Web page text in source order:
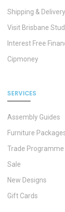
Shipping & Delivery
Visit Brisbane
Interest Free
Cipmoney
SERVICES
Assembly Guides
Furniture
Trade Programme
Sale
New Designs
Gift Cards